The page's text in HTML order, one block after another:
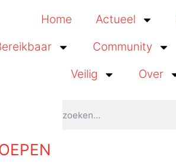
Home Actueel
Community
Veilig
Over